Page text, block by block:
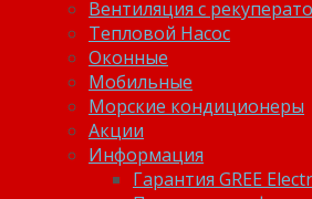
Вентиляция с
Тепловой Насос
Оконные
Мобильные
Морские кондиционеры
Акции
Информация
Гарантия GREE